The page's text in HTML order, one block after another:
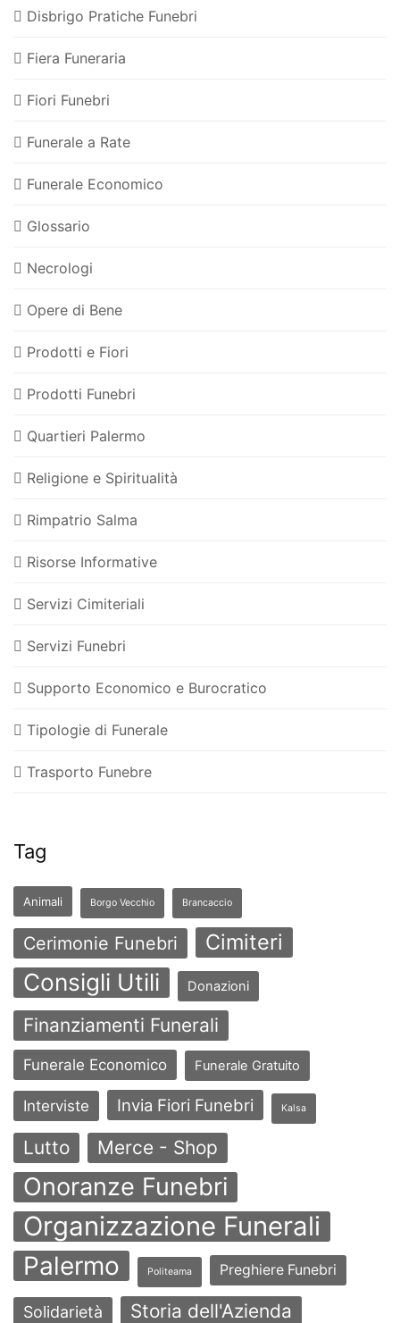
Disbrigo Pratiche Funebri
Fiera Funeraria
Fiori Funebri
Funerale a Rate
Funerale Economico
Glossario
Necrologi
Opere di Bene
Prodotti e Fiori
Prodotti Funebri
Quartieri Palermo
Religione e Spiritualità
Rimpatrio Salma
Risorse Informative
Servizi Cimiteriali
Servizi Funebri
Supporto Economico e Burocratico
Tipologie di Funerale
Trasporto Funebre
Tag
Animali Borgo Vecchio Brancaccio
Cerimonie Funebri Cimiteri
Consigli Utili Donazioni
Finanziamenti Funerali
Funerale Economico Funerale Gratuito
Interviste Invia Fiori Funebri Kalsa
Lutto Merce - Shop
Onoranze Funebri
Organizzazione Funerali
Palermo Politeama Preghiere Funebri
Solidarietà Storia dell'Azienda